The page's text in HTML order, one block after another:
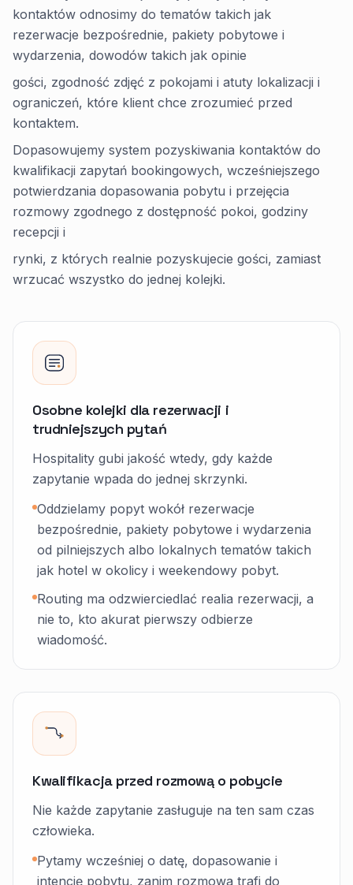
kontaktów odnosimy do tematów takich jak
rezerwacje bezpośrednie, pakiety pobytowe i
wydarzenia, dowodów takich jak opinie
gości, zgodność zdjęć z pokojami i atuty lokalizacji i
ograniczeń, które klient chce zrozumieć przed
kontaktem.
Dopasowujemy system pozyskiwania kontaktów do
kwalifikacji zapytań bookingowych, wcześniejszego
potwierdzania dopasowania pobytu i przejęcia
rozmowy zgodnego z dostępność pokoi, godziny
recepcji i
rynki, z których realnie pozyskujecie gości, zamiast
wrzucać wszystko do jednej kolejki.
Osobne kolejki dla rezerwacji i
trudniejszych pytań
Hospitality gubi jakość wtedy, gdy każde
zapytanie wpada do jednej skrzynki.
Oddzielamy popyt wokół rezerwacje
bezpośrednie, pakiety pobytowe i wydarzenia
od pilniejszych albo lokalnych tematów takich
jak hotel w okolicy i weekendowy pobyt.
Routing ma odzwierciedlać realia rezerwacji, a
nie to, kto akurat pierwszy odbierze
wiadomość.
Kwalifikacja przed rozmową o pobycie
Nie każde zapytanie zasługuje na ten sam czas
człowieka.
Pytamy wcześniej o datę, dopasowanie i
intencję pobytu, zanim rozmowa trafi do